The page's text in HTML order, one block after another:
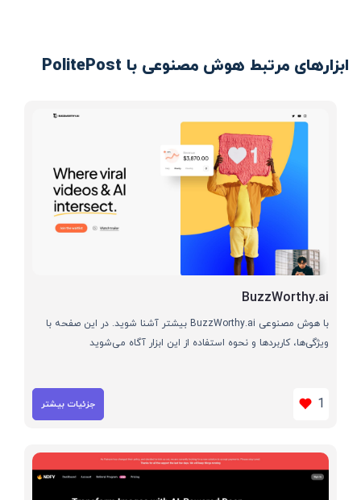
ابزارهای مرتبط هوش مصنوعی با PolitePost
BuzzWorthy.ai
با هوش مصنوعی BuzzWorthy.ai بیشتر آشنا شوید. در این صفحه با
ویژگی‌ها، کاربردها و نحوه استفاده از این ابزار آگاه می‌شوید
1 جزئیات بیشتر